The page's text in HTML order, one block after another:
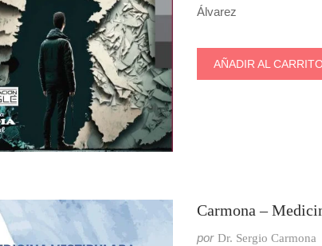
Álvarez
AÑADIR AL
Carmona –
por Dr. Sergio Carmona